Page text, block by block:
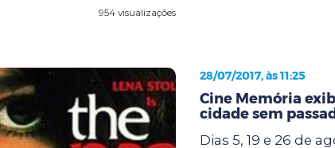
954 visualizações
28/07/2017, às 11:25
Cine Memória
cidade sem
Dias 5, 19 e 26 de